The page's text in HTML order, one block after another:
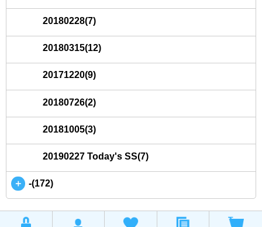
20180228(7)
20180315(12)
20171220(9)
20180726(2)
20181005(3)
20190227 Today's SS(7)
＋ -(172)